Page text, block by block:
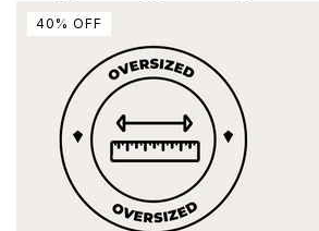
40 % OFF